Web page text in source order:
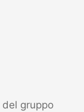
gruppo